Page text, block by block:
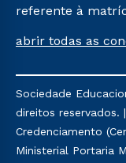
referente à
na prova on-line
semestre de
e/ou não tenham
matrícula em
Sul Educacional,
abrir todas as
Sociedade
direitos reservados.
Credenciamento
Ministerial Portaria